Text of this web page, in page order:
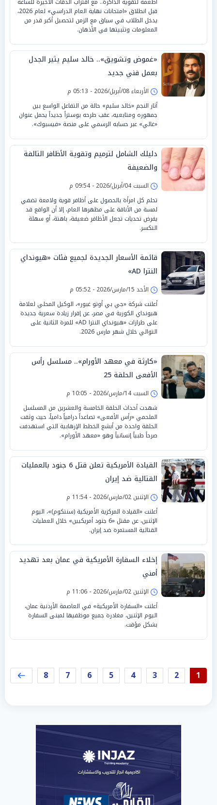
قبل انطلاق «امتحانات نهاية العام الدراسي» لعام 2026،
يدخل الطلاب في سباق مع الزمن لتحصيل أكبر قدر من
المعلومات وتثبيتها في الأذهان.
«غموض وتشويق».. خالد سليم يثير الجدل
بعمل فني جديد
الأربعاء 08/أبريل/2026 - 05:13 م
أثار النجم «خالد سليم» حالة من التفاعل الواسع بين
جمهوره ومتابعيه، عقب طرحه بوستراً جديداً يحمل عنوان
«غالي» عبر حسابه الرسمي على منصة «فيسبوك».
دليلك الشامل لترميم وتقوية الأظافر التالفة
والضعيفة
السبت 04/أبريل/2026 - 09:54 م
تحلم كل امرأة بالحصول على أظافر قوية ولامعة تضفي
لمسة من الأناقة على مظهرها العام، إلا أن الواقع قد
يفرض تحديات تجعل الأظافر ضعيفة، باهتة، أو سهلة
التكسر.
قائمة الأسعار الجديدة لجميع فئات «هيونداي
النترا AD»
الأحد 15/مارس/2026 - 05:52 م
أعلنت شركة «جي بي أوتو غبور»، الوكيل المحلي لعلامة
هيونداي الكورية في مصر، عن إقرار زيادة سعرية جديدة
على طرازات «هيونداي النترا AD» للمرة الثانية على
التوالي خلال شهر مارس 2026.
«كارثة في معهد الأورام».. مسلسل رأس
الأفعى الحلقة 25
السبت 14/مارس/2026 - 10:05 م
شهدت أحداث الحلقة الخامسة والعشرين من المسلسل
الملحمي «رأس الأفعى» تصاعداً درامياً دامياً، حيث وثقت
الحلقة واحدة من أبشع الخطط الإرهابية التي استهدفت
صرحاً طبياً إنسانياً وهو «معهد الأورام».
القيادة الأمريكية تعلن قتل 6 جنود بالعمليات
القتالية ضد إيران
الإثنين 02/مارس/2026 - 11:54 م
أعلنت «القيادة المركزية الأمريكية (سنتكوم)»، اليوم
الإثنين، عن مقتل «6 جنود أمريكيين» خلال العمليات
القتالية المستمرة ضد إيران.
إخلاء السفارة الأمريكية في عمان بعد تهديد
أمني
الإثنين 02/مارس/2026 - 11:06 م
أعلنت «السفارة الأمريكية» في العاصمة الأردنية عمان،
اليوم الإثنين، مغادرة جميع موظفيها لمبنى السفارة
بشكل مؤقت.
1
2
3
4
5
6
7
8